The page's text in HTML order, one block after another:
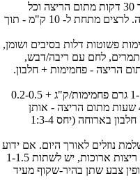
מתי? לרצי חצי מרתון ומרתון - תוך 30 דקות מתום הריצה וכל
שעתיים ב- 4-6 שעות מתום הריצה. לרצים מתחת ל- 10 ק"מ - תוך
פשוטות דלות בסיבים ושומן,
תמרים, לחם עם ריבה/דבש,
ב- 4-6 שעות מתום הריצה - פחמימות + חלבון.
כמה? 30 דקות מתום הריצה - 1-1.5 גרם פחמימות/ק"ג + 0.2-0.5
גרם חלבון/ק"ג. כל שעתיים ב- 4-6 שעות מתום הריצה - אותן
כמויות ומומלץ לא יותר מ- 25 גרם חלבון בארוחה (יחס 1:3-4
והשלמת נוזלים לאורך היום. אם ידוע
לכם השינוי במשקלכם לפני ואחרי ריצות ארוכות, יש לשתות 1-1.5
לחילופין צבע שתן בהיר-שקוף מעיד